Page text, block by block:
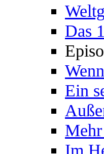
Das
Ein
Im